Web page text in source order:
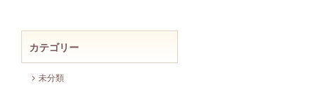
カテゴリー
未分類